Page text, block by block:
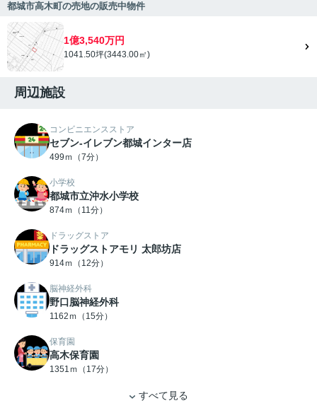
都城市高木町の売地の販売中物件
1億3,540万円
1041.50坪(3443.00㎡)
周辺施設
コンビニエンスストア
セブン-イレブン都城インター店
499ｍ（7分）
小学校
都城市立沖水小学校
874ｍ（11分）
ドラッグストア
ドラッグストアモリ 太郎坊店
914ｍ（12分）
脳神経外科
野口脳神経外科
1162ｍ（15分）
保育園
高木保育園
1351ｍ（17分）
すべて見る